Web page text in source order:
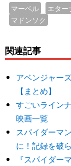
マーベル エター
マドンソク
関連記事
アベンジャー
【まとめ】
すごいライン
映画一覧
スパイダーマ
に！記録を破
『スパイダー